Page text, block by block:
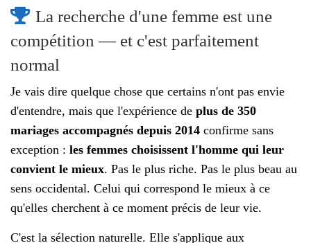
La recherche d'une femme est une
compétition — et c'est parfaitement
normal
Je vais dire quelque chose que certains n'ont pas envie
d'entendre, mais que l'expérience de plus de 350
mariages accompagnés depuis 2014 confirme sans
exception : les femmes choisissent l'homme qui leur
convient le mieux. Pas le plus riche. Pas le plus beau au
sens occidental. Celui qui correspond le mieux à ce
qu'elles cherchent à ce moment précis de leur vie.
C'est la sélection naturelle. Elle s'applique aux